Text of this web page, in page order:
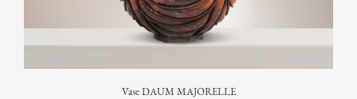
Vase DAUM MAJORELLE